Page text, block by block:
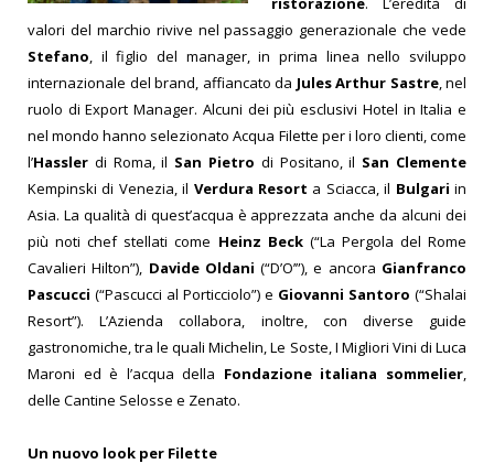
valori del marchio rivive nel passaggio generazionale che vede
Stefano, il figlio del manager, in prima linea nello sviluppo
internazionale del brand, affiancato da Jules Arthur Sastre, nel
ruolo di Export Manager. Alcuni dei più esclusivi Hotel in Italia e
nel mondo hanno selezionato Acqua Filette per i loro clienti, come
l’Hassler di Roma,il San Pietro di Positano,il San Clemente
Kempinski di Venezia,il Verdura Resort a Sciacca, il Bulgariin
Asia. La qualità di quest’acqua è apprezzata anche da alcuni dei
più noti chef stellati come Heinz Beck(“La Pergola del Rome
Cavalieri Hilton”), Davide Oldani (“D’O’”), e ancora Gianfranco
Pascucci (“Pascucci al Porticciolo”) e Giovanni Santoro (“Shalai
Resort”).L’Azienda collabora, inoltre, con diverse guide
gastronomiche, tra le quali Michelin, Le Soste, I Migliori Vini di Luca
Maroni ed è l’acqua della Fondazione italiana sommelier,
delle Cantine Selosse e Zenato.
Un nuovo look per Filette